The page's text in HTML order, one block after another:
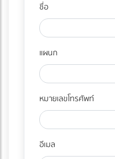
ชื่อ
แผนก
หมายเลขโทรศัพท์
อีเมล